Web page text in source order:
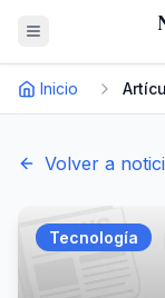
Inicio
Volver a
Tecnología